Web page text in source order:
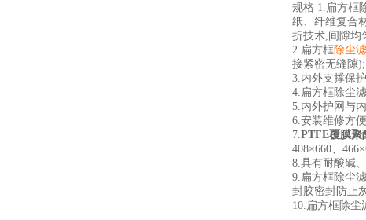
规格 1. 扁方框
纸、纤维复合
折技术,间隙均
2. 扁方框除尘
接紧密无缝隙);
3.内外支撑保
4. 扁方框除尘
5.内外护网与
6.安装维修方便
7.PTFE覆膜聚
408×660、
8.具有耐酸碱
9. 扁方框除尘
封胶密封防止
10. 扁方框除尘